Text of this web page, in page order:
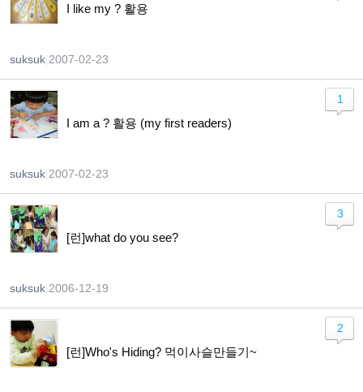
I like my ? 활용
suksuk 2007-02-23
I am a ? 활용 (my first readers)
suksuk 2007-02-23
1
[런]what do you see?
suksuk 2006-12-19
3
[런]Who's Hiding? 먹이사슬만들기~
2